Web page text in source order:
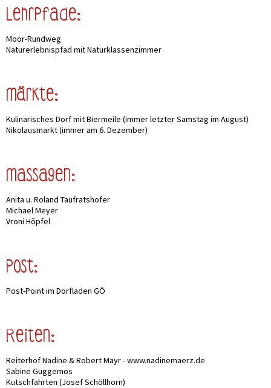
Lehrpfade:
Moor-Rundweg
Naturerlebnispfad mit Naturklassenzimmer
Märkte:
Kulinarisches Dorf mit Biermeile (immer letzter Samstag im August)
Nikolausmarkt (immer am 6. Dezember)
Massagen:
Anita u. Roland Taufratshofer
Michael Meyer
Vroni Höpfel
Post:
Post-Point im Dorfladen GÖ
Reiten:
Reiterhof Nadine & Robert Mayr - www.nadinemaerz.de
Sabine Guggemos
Kutschfahrten (Josef Schöllhorn)